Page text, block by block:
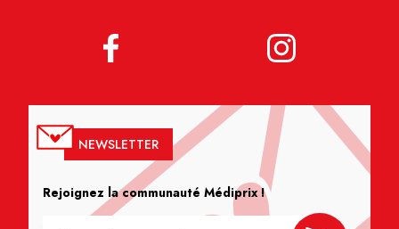
NEWSLETTER
Rejoignez la communauté Médiprix !